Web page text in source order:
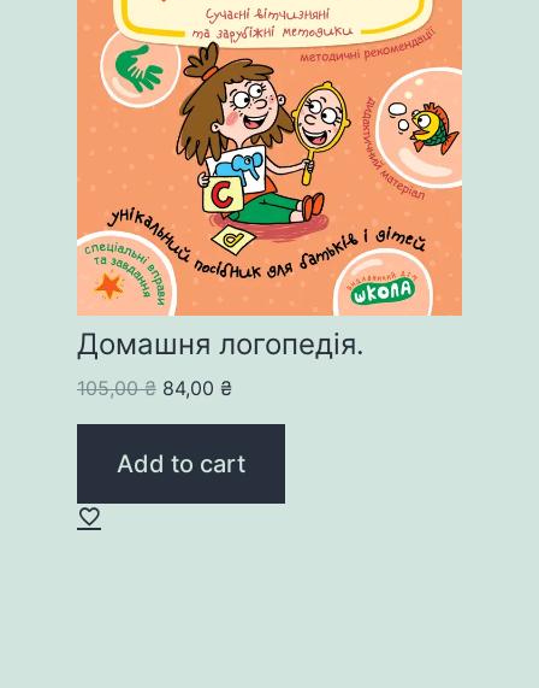
Домашня логопедія.
105,00₴ Original
price
was:
84,00 ₴Current
price
is:
Add to cart